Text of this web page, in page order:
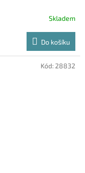
Skladem
Do košíku
Kód:28832